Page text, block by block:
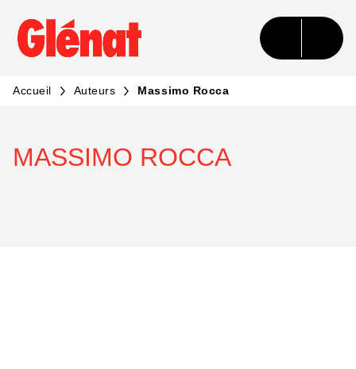
MENU RECHERCHE CONTENU
PIED DE PAGE
Accueil Auteurs Massimo Rocca
MASSIMO ROCCA